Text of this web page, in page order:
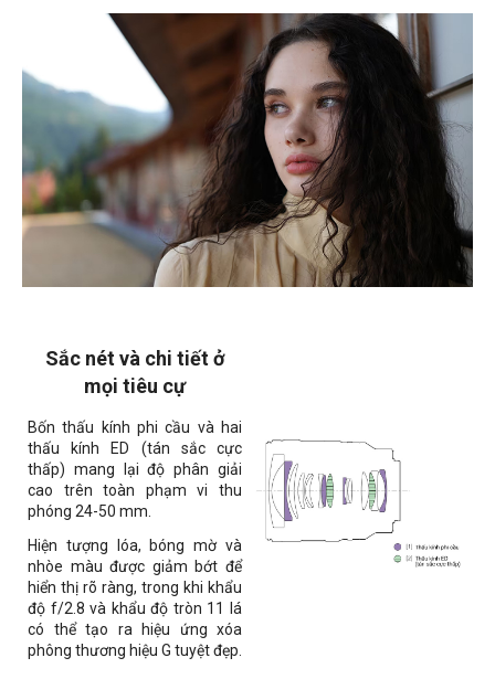
Sắc nét và chi tiết ở
mọi tiêu cự
Bốn thấu kính phi cầu và hai
thấu kính ED (tán sắc cực
thấp) mang lại độ phân giải
cao trên toàn phạm vi thu
phóng 24-50 mm.
Hiện tượng lóa, bóng mờ và
nhòe màu được giảm bớt để
hiển thị rõ ràng, trong khi khẩu
độ f/2.8 và khẩu độ tròn 11 lá
có thể tạo ra hiệu ứng xóa
phông thương hiệu G tuyệt đẹp.